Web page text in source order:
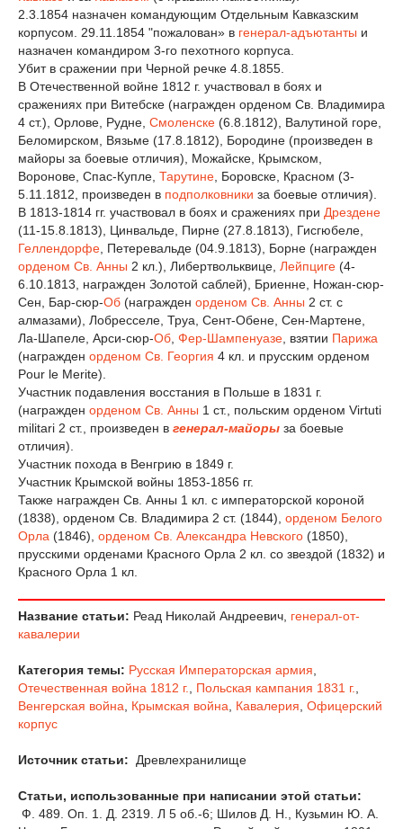
2.3.1854 назначен командующим Отдельным Кавказским
корпусом. 29.11.1854 "пожалован» в генерал-адъютанты и
назначен командиром 3-го пехотного корпуса.
Убит в сражении при Черной речке 4.8.1855.
В Отечественной войне 1812 г. участвовал в боях и
сражениях при Витебске (награжден орденом Св. Владимира
4 ст.), Орлове, Рудне, Смоленске (6.8.1812), Валутиной горе,
Беломирском, Вязьме (17.8.1812), Бородине (произведен в
майоры за боевые отличия), Можайске, Крымском,
Воронове, Спас-Купле, Тарутине , Боровске, Красном (3-
5.11.1812, произведен в подполковники за боевые отличия).
В 1813-1814 гг. участвовал в боях и сражениях при Дрездене
(11-15.8.1813), Цинвальде, Пирне (27.8.1813), Гисгюбеле,
Геллендорфе , Петеревальде (04.9.1813), Борне (награжден
орденом Св. Анны 2 кл.), Либертвольквице, Лейпциге (4-
6.10.1813, награжден Золотой саблей), Бриенне, Ножан-сюр-
Сен, Бар-сюр-Об (награжден орденом Св. Анны 2 ст. с
алмазами), Лобресселе, Труа, Сент-Обене, Сен-Мартене,
Ла-Шапеле, Арси-сюр-Об Фер-Шампенуазе , взятии Парижа
(награжден орденом Св. Георгия 4 кл. и прусским орденом
Pour le Merite).
Участник подавления восстания в Польше в 1831 г.
(награжден орденом Св. Анны 1 ст., польским орденом Virtuti
militari 2 ст., произведен в генерал-майоры за боевые
отличия).
Участник похода в Венгрию в 1849 г.
Участник Крымской войны 1853-1856 гг.
Также награжден Св. Анны 1 кл. с императорской короной
(1838), орденом Св. Владимира 2 ст. (1844), орденом Белого
Орла (1846), орденом Св. Александра Невского (1850),
прусскими орденами Красного Орла 2 кл. со звездой (1832) и
Красного Орла 1 кл.
Название статьи: Реад Николай Андреевич, генерал-от-
кавалерии
Категория темы: Русская Императорская армия
Отечественная война 1812 г.
Польская кампания 1831 г.
Венгерская война
Крымская война Кавалерия Офицерский
корпус
Источник статьи: Древлехранилище
Статьи, использованные при написании этой статьи:
Ф. 489. Оп. 1. Д. 2319. Л 5 об.-6; Шилов Д. Н., Кузьмин Ю. А.